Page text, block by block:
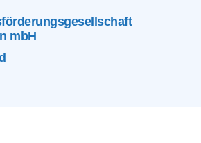
mbH